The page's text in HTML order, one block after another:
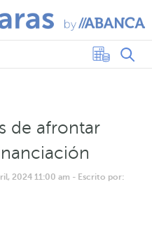
de afrontar
2024 11:00 am - Escrito por: